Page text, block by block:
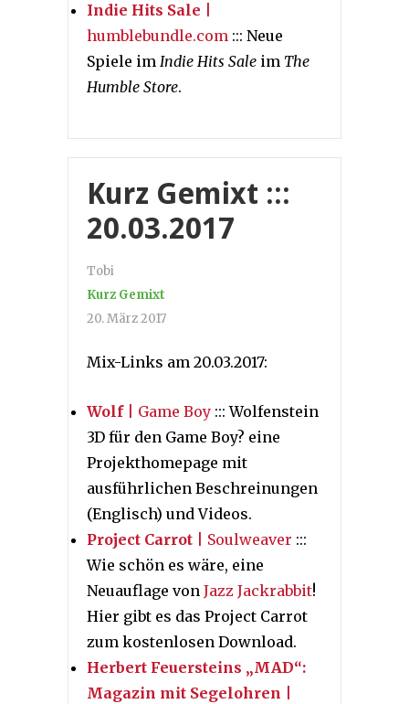
Indie Hits Sale
humblebundle.com ::: Neue
Spiele im Indie Hits Sale im The
Humble Store.
Kurz Gemixt :::
20.03.2017
Tobi
Kurz Gemixt
20. März 2017
Mix-Links am 20.03.2017:
Wolf| Game Boy ::: Wolfenstein
3D für den Game Boy? eine
Projekthomepage mit
ausführlichen Beschreinungen
(Englisch) und Videos.
Project Carrot | Soulweaver :::
Wie schön es wäre, eine
Neuauflage von Jazz Jackrabbit!
Hier gibt es das Project Carrot
zum kostenlosen Download.
Herbert Feuersteins „MAD“:
Magazin mit Segelohren